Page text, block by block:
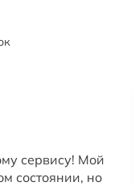
сервису! Мой
состоянии, но